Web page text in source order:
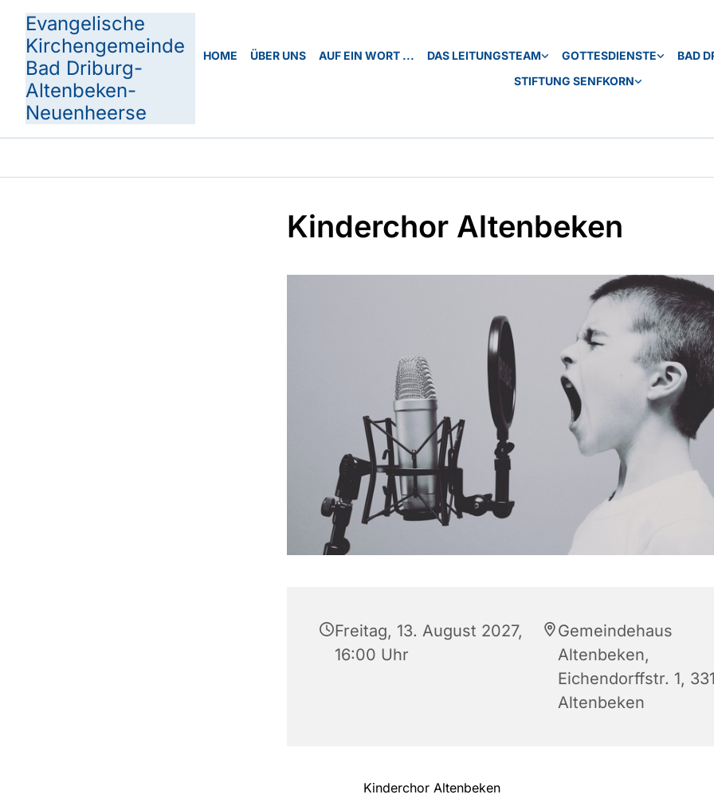
Evangelische
Kirchengemeinde
Bad Driburg-
Altenbeken-
Neuenheerse
HOME ÜBER UNS AUF EIN WORT ... DAS LEITUNGSTEAM GOTTESDIENSTE
BAD
STIFTUNG SENFKORN
Kinderchor Altenbeken
Freitag, 13. August 2027,
16:00 Uhr
Gemeindehaus
Altenbeken,
Eichendorffstr. 1,
Altenbeken
Kinderchor Altenbeken